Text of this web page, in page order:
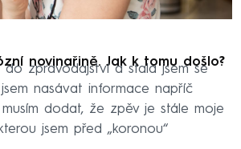
novinařině. Jak k tomu došlo?
do zpravodajství a stala jsem se
nasávat informace napříč
dodat, že zpěv je stále moje
jsem před „koronou“